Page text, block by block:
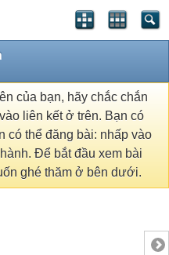
của bạn, hãy chắc chắn
liên kết ở trên. Bạn có
có thể đăng bài: nhấp vào
Để bắt đầu xem bài
ghé thăm ở bên dưới.